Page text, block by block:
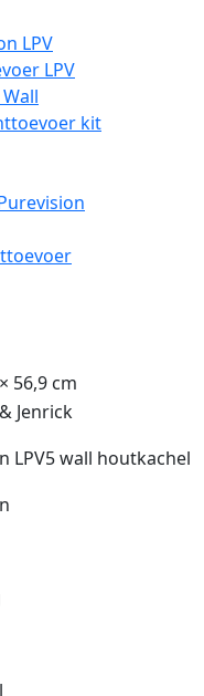
LPV
LPV
kit
56,9 cm
Jenrick
LPV5 wall houtkachel